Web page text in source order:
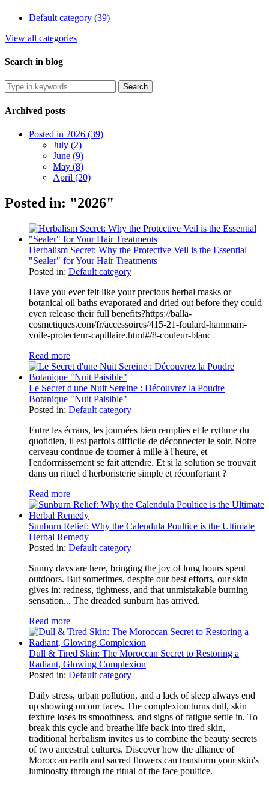
Default category (39)
View all categories
Search in blog
Archived posts
Posted in 2026 (39)
July (2)
June (9)
May (8)
April (20)
Posted in: "2026"
Herbalism Secret: Why the Protective Veil is the Essential
"Sealer" for Your Hair Treatments
Posted in: Default category
Have you ever felt like your precious herbal masks or
botanical oil baths evaporated and dried out before they could
even release their full benefits?https://balla-
cosmetiques.com/fr/accessoires/415-21-foulard-hammam-
voile-protecteur-capillaire.html#/8-couleur-blanc
Read more
Le Secret d'une Nuit Sereine : Découvrez la Poudre
Botanique "Nuit Paisible"
Posted in: Default category
Entre les écrans, les journées bien remplies et le rythme du
quotidien, il est parfois difficile de déconnecter le soir. Notre
cerveau continue de tourner à mille à l'heure, et
l'endormissement se fait attendre. Et si la solution se trouvait
dans un rituel d'herboristerie simple et réconfortant ?
Read more
Sunburn Relief: Why the Calendula Poultice is the Ultimate
Herbal Remedy
Posted in: Default category
Sunny days are here, bringing the joy of long hours spent
outdoors. But sometimes, despite our best efforts, our skin
gives in: redness, tightness, and that unmistakable burning
sensation... The dreaded sunburn has arrived.
Read more
Dull & Tired Skin: The Moroccan Secret to Restoring a
Radiant, Glowing Complexion
Posted in: Default category
Daily stress, urban pollution, and a lack of sleep always end
up showing on our faces. The complexion turns dull, skin
texture loses its smoothness, and signs of fatigue settle in. To
break this cycle and breathe life back into tired skin,
traditional herbalism invites us to combine the beauty secrets
of two ancestral cultures. Discover how the alliance of
Moroccan earth and sacred flowers can transform your skin's
luminosity through the ritual of the face poultice.